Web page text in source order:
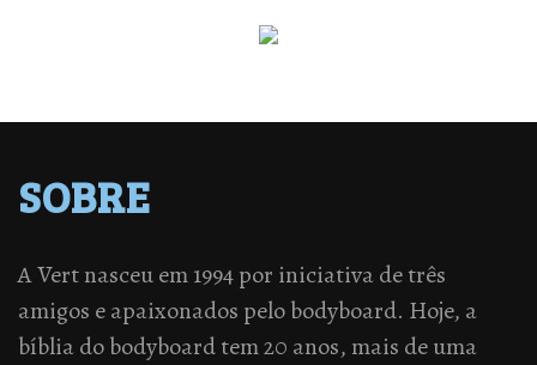
SOBRE
A Vert nasceu em 1994 por iniciativa de três
amigos e apaixonados pelo bodyboard. Hoje, a
bíblia do bodyboard tem 20 anos, mais de uma